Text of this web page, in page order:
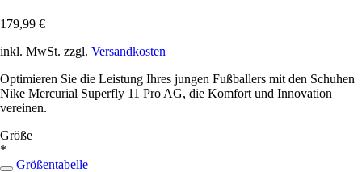
179,99 €
inkl. MwSt. zzgl. Versandkosten
Optimieren Sie die Leistung Ihres jungen Fußballers mit den Schuhen
Nike Mercurial Superfly 11 Pro AG, die Komfort und Innovation
vereinen.
Größe
*
Größentabelle